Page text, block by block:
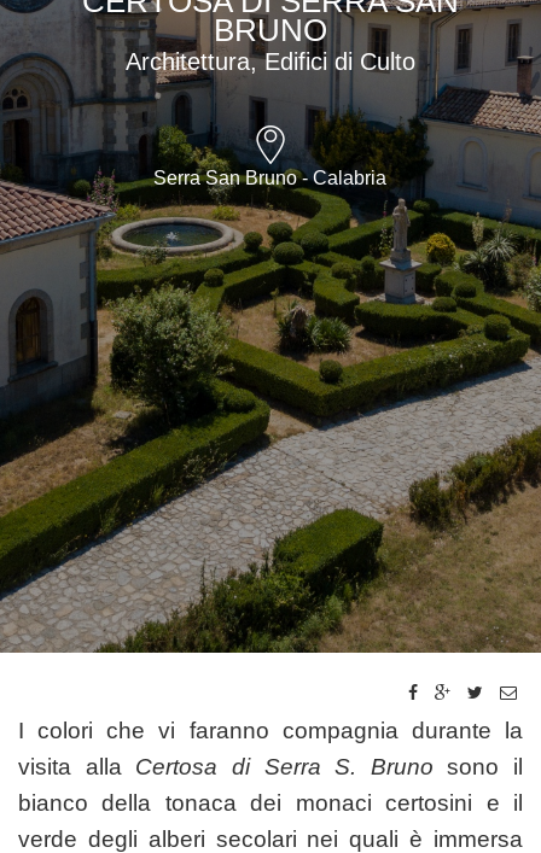
BRUNO
Architettura, Edifici di Culto
Serra San Bruno - Calabria
I colori che vi faranno compagnia durante la
visita alla Certosa di Serra S. Bruno sono il
bianco della tonaca dei monaci certosini e il
verde degli alberi secolari nei quali è immersa